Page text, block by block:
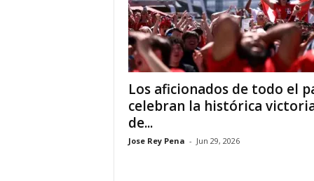
Los aficionados de todo el
celebran la histórica
de...
Jose Rey Pena - Jun 29, 2026